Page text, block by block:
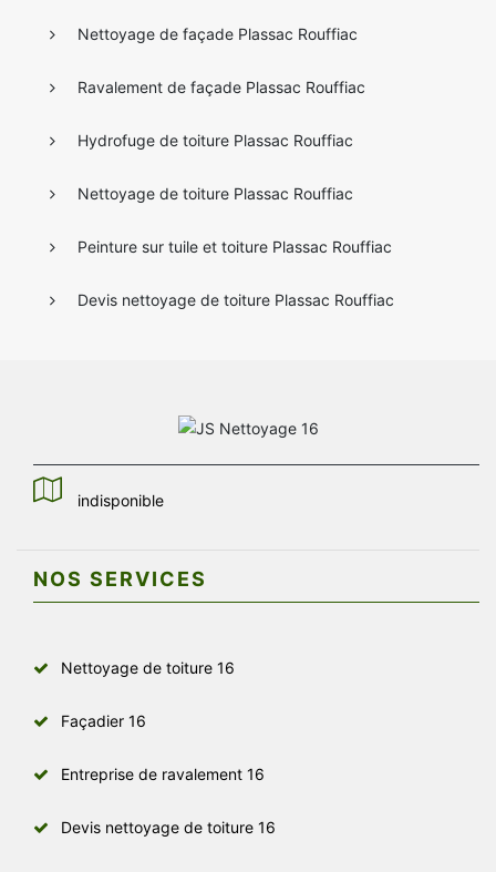
Nettoyage de façade Plassac Rouffiac
Ravalement de façade Plassac Rouffiac
Hydrofuge de toiture Plassac Rouffiac
Nettoyage de toiture Plassac Rouffiac
Peinture sur tuile et toiture Plassac Rouffiac
Devis nettoyage de toiture Plassac Rouffiac
indisponible
NOS SERVICES
Nettoyage de toiture 16
Façadier 16
Entreprise de ravalement 16
Devis nettoyage de toiture 16